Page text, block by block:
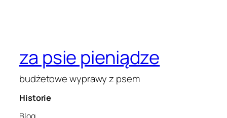
za psie pieniądze
budżetowe wyprawy z psem
Historie